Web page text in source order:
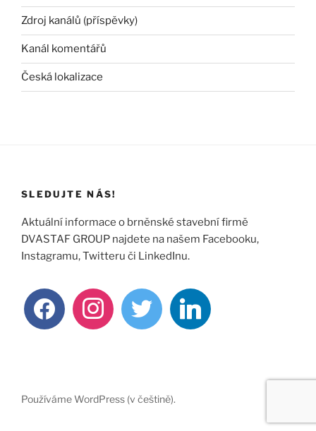
Zdroj kanálů (příspěvky)
Kanál komentářů
Česká lokalizace
SLEDUJTE NÁS!
Aktuální informace o brněnské stavební firmě
DVASTAF GROUP najdete na našem Facebooku,
Instagramu, Twitteru či LinkedInu.
facebook instagram twitter linkedin
Používáme WordPress (v češtině).